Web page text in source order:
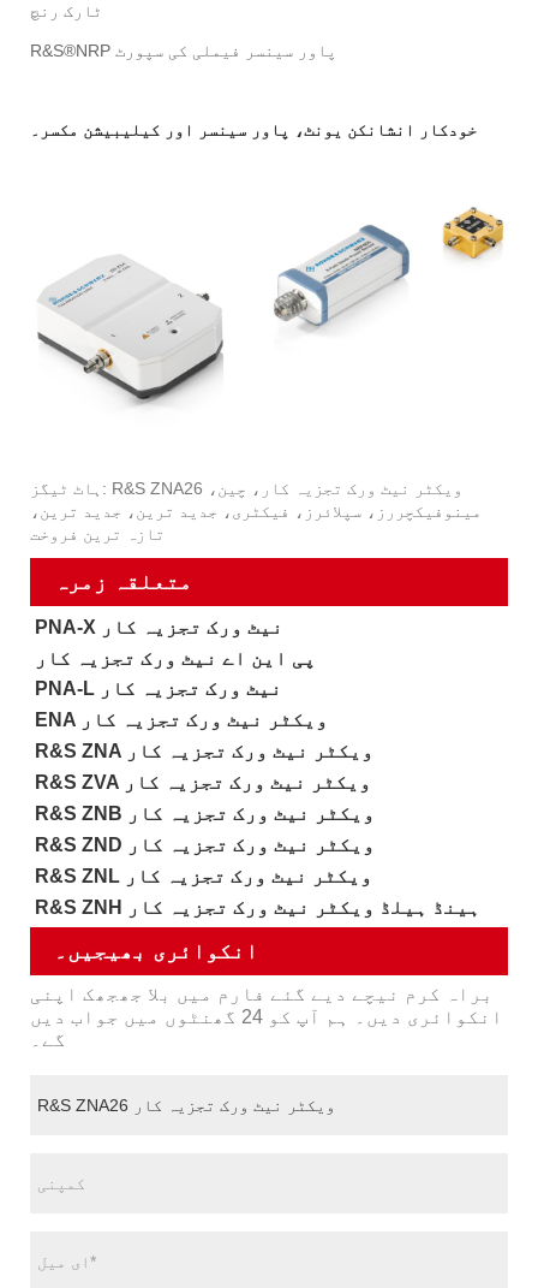
ٹارک رنچ
R&S®NRP پاور سینسر فیملی کی سپورٹ
خودکار انشانکن یونٹ، پاور سینسر اور کیلیبیشن مکسر۔
ہاٹ ٹیگز: R&S ZNA26 ویکٹر نیٹ ورک تجزیہ کار، چین،
مینوفیکچررز، سپلائرز، فیکٹری، جدید ترین، جدید ترین،
تازہ ترین فروخت
متعلقہ زمرہ
PNA-X نیٹ ورک تجزیہ کار
پی این اے نیٹ ورک تجزیہ کار
PNA-L نیٹ ورک تجزیہ کار
ENA ویکٹر نیٹ ورک تجزیہ کار
R&S ZNA ویکٹر نیٹ ورک تجزیہ کار
R&S ZVA ویکٹر نیٹ ورک تجزیہ کار
R&S ZNB ویکٹر نیٹ ورک تجزیہ کار
R&S ZND ویکٹر نیٹ ورک تجزیہ کار
R&S ZNL ویکٹر نیٹ ورک تجزیہ کار
R&S ZNH ہینڈ ہیلڈ ویکٹر نیٹ ورک تجزیہ کار
انکوائری بھیجیں۔
براہ کرم نیچے دیے گئے فارم میں بلا جھجھک اپنی
انکوائری دیں۔ ہم آپ کو 24 گھنٹوں میں جواب دیں
گے۔